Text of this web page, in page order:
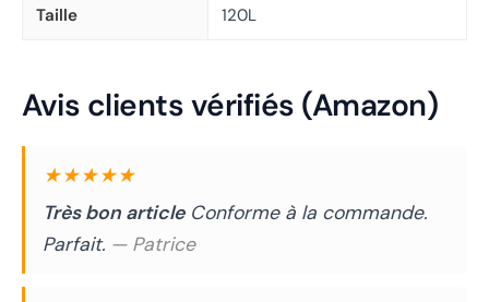
Taille 120L
Avis clients vérifiés (Amazon)
★★★★★
Très bon articleConforme à la commande.
Parfait. — Patrice